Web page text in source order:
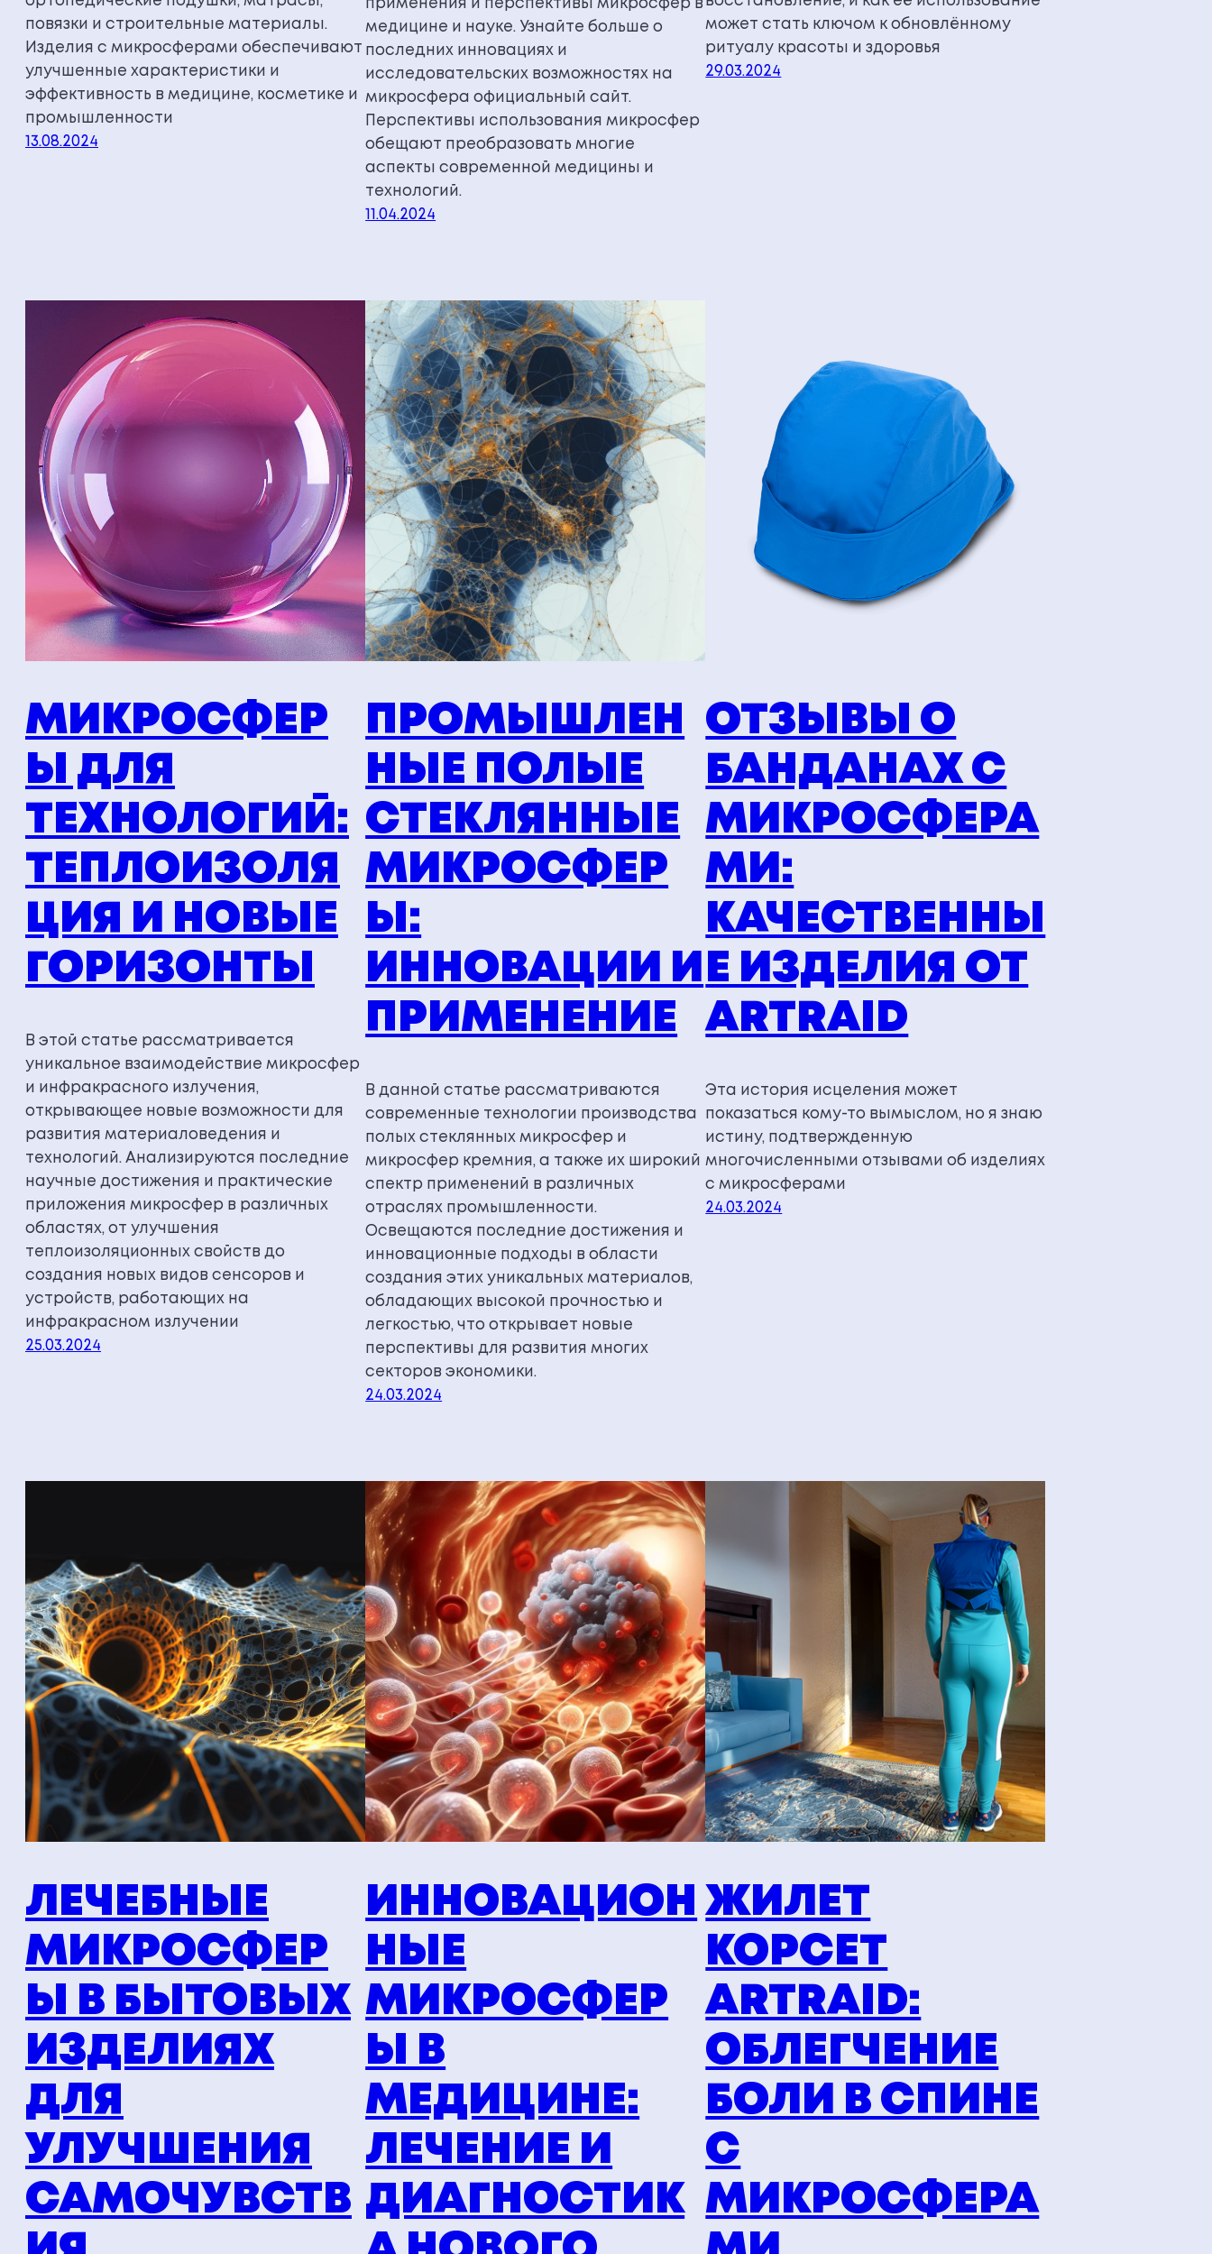
повязки и строительные материалы.
Изделия с микросферами обеспечивают
улучшенные характеристики и
эффективность в медицине, косметике и
промышленности
13.08.2024
применения и перспективы микросфер в
медицине и науке. Узнайте больше о
последних инновациях и
исследовательских возможностях на
микросфера официальный сайт.
Перспективы использования микросфер
обещают преобразовать многие
аспекты современной медицины и
технологий.
11.04.2024
может стать ключом к обновлённому
ритуалу красоты и здоровья
29.03.2024
МИКРОСФЕР
Ы ДЛЯ
ТЕХНОЛОГИЙ:
ТЕПЛОИЗОЛЯ
ЦИЯ И НОВЫЕ
ГОРИЗОНТЫ
В этой статье рассматривается
уникальное взаимодействие микросфер
и инфракрасного излучения,
открывающее новые возможности для
развития материаловедения и
технологий. Анализируются последние
научные достижения и практические
приложения микросфер в различных
областях, от улучшения
теплоизоляционных свойств до
создания новых видов сенсоров и
устройств, работающих на
инфракрасном излучении
25.03.2024
ПРОМЫШЛЕН
НЫЕ ПОЛЫЕ
СТЕКЛЯННЫЕ
МИКРОСФЕР
Ы:
ИННОВАЦИИ И
ПРИМЕНЕНИЕ
В данной статье рассматриваются
современные технологии производства
полых стеклянных микросфер и
микросфер кремния, а также их широкий
спектр применений в различных
отраслях промышленности.
Освещаются последние достижения и
инновационные подходы в области
создания этих уникальных материалов,
обладающих высокой прочностью и
легкостью, что открывает новые
перспективы для развития многих
секторов экономики.
24.03.2024
ОТЗЫВЫ О
БАНДАНАХ С
МИКРОСФЕРА
МИ:
КАЧЕСТВЕННЫ
Е ИЗДЕЛИЯ ОТ
ARTRAID
Эта история исцеления может
показаться кому-то вымыслом, но я знаю
истину, подтвержденную
многочисленными отзывами об изделиях
с микросферами
24.03.2024
ЛЕЧЕБНЫЕ
МИКРОСФЕР
Ы В БЫТОВЫХ
ИЗДЕЛИЯХ
ДЛЯ
УЛУЧШЕНИЯ
САМОЧУВСТВ
ИННОВАЦИОН
НЫЕ
МИКРОСФЕР
Ы В
МЕДИЦИНЕ:
ЛЕЧЕНИЕ И
ДИАГНОСТИК
ЖИЛЕТ
КОРСЕТ
ARTRAID:
ОБЛЕГЧЕНИЕ
БОЛИ В СПИНЕ
С
МИКРОСФЕРА